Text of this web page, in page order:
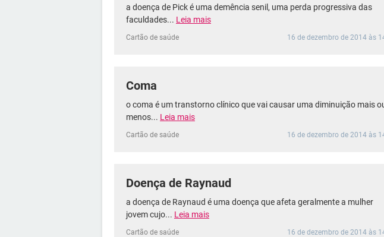
a doença de Pick é uma demência senil, uma perda progressiva das
faculdades... Leia mais
Cartão de saúde 16 de dezembro de 2014 às
Coma
o coma é um transtorno clínico que vai causar uma diminuição mais
menos... Leia mais
Cartão de saúde 16 de dezembro de 2014 às
Doença de Raynaud
a doença de Raynaud é uma doença que afeta geralmente a mulher
jovem cujo... Leia mais
Cartão de saúde 16 de dezembro de 2014 às